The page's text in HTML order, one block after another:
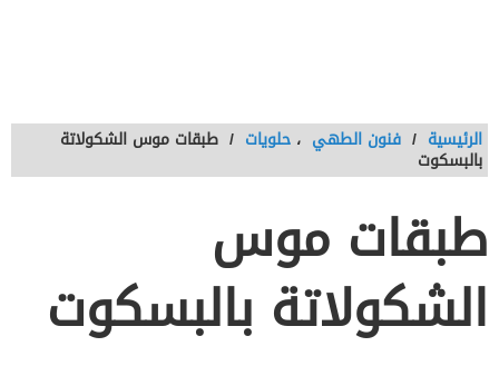
الرئيسية / فنون الطهي ، حلويات / طبقات موس الشكولاتة
بالبسكوت
طبقات موس
الشكولاتة بالبسكوت